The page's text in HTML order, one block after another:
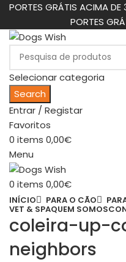
PORTES GRÁTIS ACIMA
PORTES
Selecionar categoria
Search
Entrar / Registar
Favoritos
0 items 0,00€
Menu
0 items 0,00€
INÍCIO PARA O CÃO
VET & SPAQUEM SOMOS
coleira-up-
neighbors